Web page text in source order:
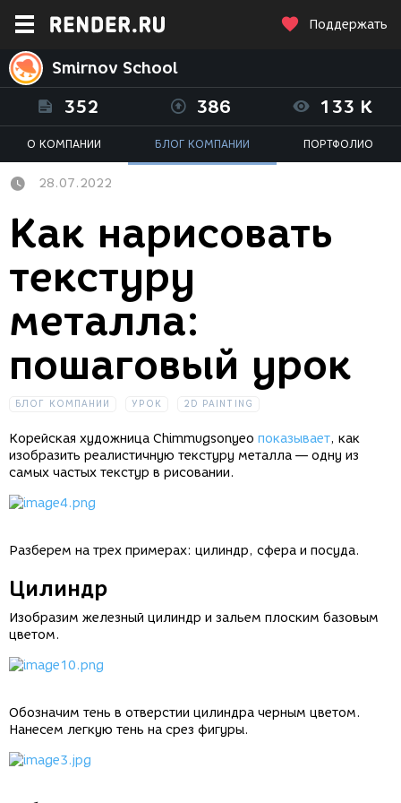
Поддержать
Smirnov School
352 386 133 K
О КОМПАНИИ БЛОГ КОМПАНИИ ПОРТФОЛИО
28.07.2022
Как нарисовать
текстуру
металла:
пошаговый урок
БЛОГ КОМПАНИИ УРОК 2D PAINTING
Корейская художница Chimmugsonyeo показывает, как
изобразить реалистичную текстуру металла — одну из
самых частых текстур в рисовании.
Разберем на трех примерах: цилиндр, сфера и посуда.
Цилиндр
Изобразим железный цилиндр и зальем плоским базовым
цветом.
Обозначим тень в отверстии цилиндра черным цветом.
Нанесем легкую тень на срез фигуры.